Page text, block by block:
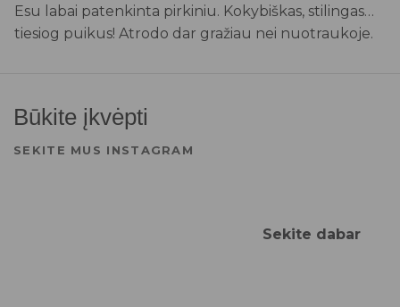
Esu labai patenkinta pirkiniu. Kokybiškas, stilingas…
tiesiog puikus! Atrodo dar gražiau nei nuotraukoje.
Būkite įkvėpti
SEKITE MUS INSTAGRAM
Sekite dabar